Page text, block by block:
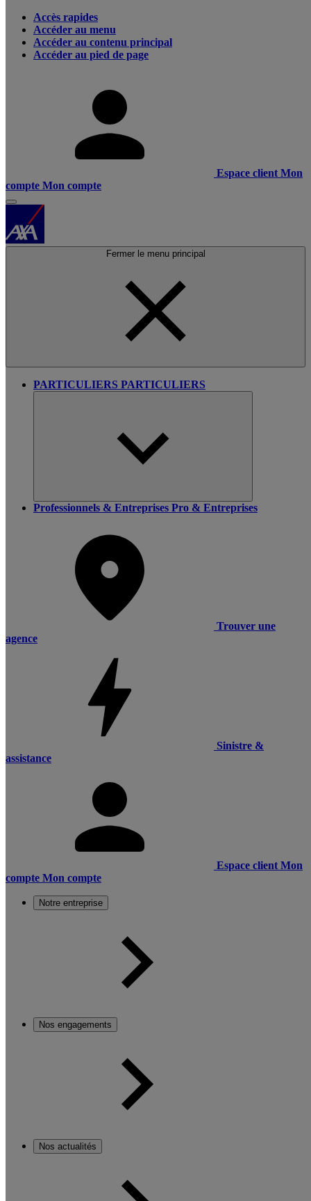
Accès rapides
Accéder au menu
Accéder au contenu principal
Accéder au pied de page
Espace client Mon
compte Mon compte
Fermer le menu principal
PARTICULIERS PARTICULIERS
Professionnels & Entreprises Pro & Entreprises
Trouver une
agence
Sinistre &
assistance
Espace client Mon
compte Mon compte
Notre entreprise
Nos engagements
Nos actualités